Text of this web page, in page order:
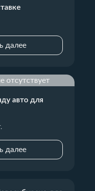
далее
отсутствует
авто для
далее